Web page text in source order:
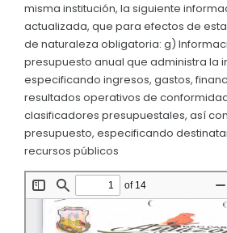
Plan Anual Contratación -
Plan Operativo Anual - POA
Convenios Institucionales
PRESUPUESTO: EJECUCIÓN Y
Cédulas presupuestarias y
Procesos de contratación
Ejecución Presupuestaria
Obras y proyectos
misma institución, la siguiente
actualizada, que para efectos de
de naturaleza obligatoria: g)
presupuesto anual que administra la
especificando ingresos, gastos,
resultados operativos de
clasificadores presupuestales, así
presupuesto, especificando
recursos públicos